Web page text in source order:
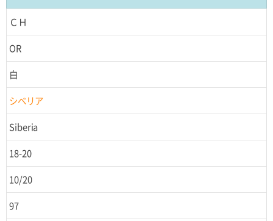
ＣＨ
OR
白
シベリア
Siberia
18-20
10/20
97